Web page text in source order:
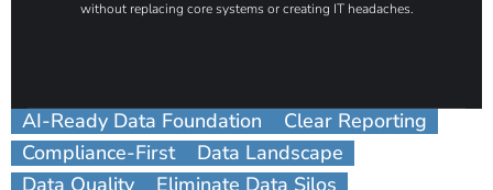
without replacing core systems or creating IT headaches.
AI-Ready Data Foundation
Clear Reporting
Compliance-First
Data Landscape